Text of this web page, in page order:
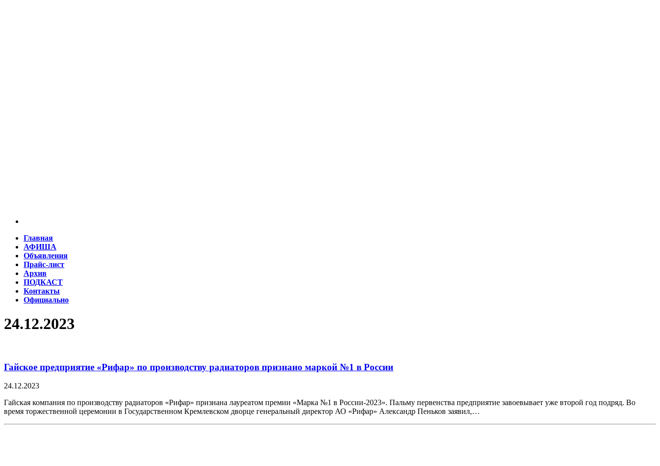
Главная
АФИША
Объявления
Прайс-лист
Архив
ПОДКАСТ
Контакты
Официально
24.12.2023
Гайское предприятие «Рифар» по производству радиаторов признано маркой №1 в России
24.12.2023
Гайская компания по производству радиаторов «Рифар» признана лауреатом премии «Марка №1 в России-2023». Пальму первенства предприятие завоевывает уже второй год подряд. Во
время торжественной церемонии в Государственном Кремлевском дворце генеральный директор АО «Рифар» Александр Пеньков заявил,…